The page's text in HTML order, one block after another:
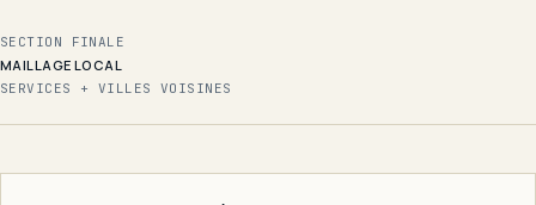
SECTION FINALE
MAILLAGE LOCAL
SERVICES + VILLES VOISINES